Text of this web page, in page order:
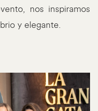
nos inspiramos
y elegante.